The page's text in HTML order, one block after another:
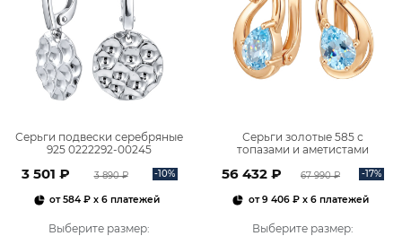
Серьги подвески серебряные
925 0222292-00245
3 501 ₽ 3 890 ₽ -10%
от584 ₽ x 6 платежей
Выберите размер:
Серьги золотые 585 с
топазами и аметистами
56 432 ₽ 67 990 ₽ -17%
от9 406 ₽x 6 платежей
Выберите размер: